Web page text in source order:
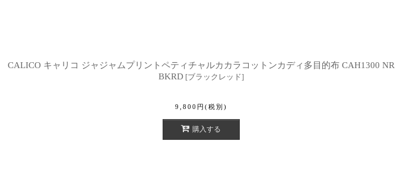
CALICO キャリコ ジャジャムプリントペティチャルカカラコットンカディ多目的布 CAH1300 NR
BKRD [ブラックレッド]
9,800 円 (税別)
購入する